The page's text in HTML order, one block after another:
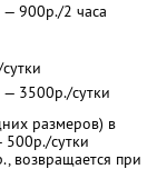
— 900р./2 часа
— 3500р./сутки
размеров) в
500р./сутки
возвращается при